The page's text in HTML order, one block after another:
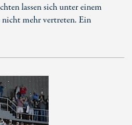
lassen sich unter einem
nicht mehr vertreten. Ein